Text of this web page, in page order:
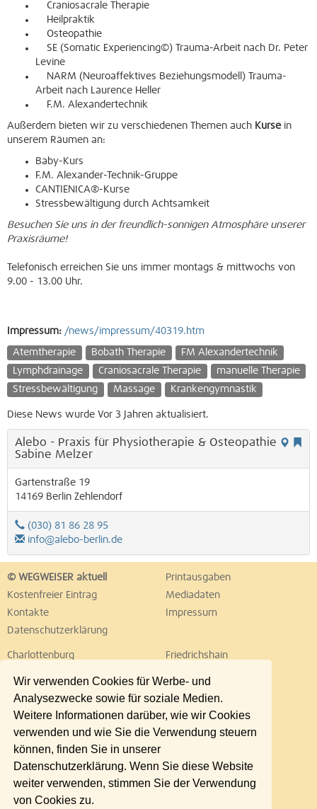
Wir verwenden Cookies für Werbe- und
Analysezwecke sowie für soziale Medien.
Weitere Informationen darüber, wie wir Cookies
verwenden und wie Sie die Verwendung steuern
können, finden Sie in unserer
Datenschutzerklärung. Wenn Sie diese Website
weiter verwenden, stimmen Sie der Verwendung
von Cookies zu.
Craniosacrale Therapie
Heilpraktik
Osteopathie
SE (Somatic Experiencing©) Trauma-Arbeit nach Dr. Peter
Levine
NARM (Neuroaffektives Beziehungsmodell) Trauma-
Arbeit nach Laurence Heller
F.M. Alexandertechnik
Außerdem bieten wir zu verschiedenen Themen auch Kursein
unserem Räumen an:
Baby-Kurs
F.M. Alexander-Technik-Gruppe
CANTIENICA®-Kurse
Stressbewältigung durch Achtsamkeit
Besuchen Sie uns in der freundlich-sonnigen Atmosphäre unserer
Praxisräume!
Telefonisch erreichen Sie uns immer montags & mittwochs von
9.00 - 13.00 Uhr.
Impressum: /news/impressum/40319.htm
Atemtherapie Bobath Therapie
FM Alexandertechnik
Lymphdrainage
Craniosacrale Therapie
manuelle Therapie
Stressbewältigung
Massage Krankengymnastik
Diese News wurde Vor 3 Jahren aktualisiert.
Alebo - Praxis für Physiotherapie & Osteopathie
Sabine Melzer
Gartenstraße 19
14169 Berlin Zehlendorf
(030) 81 86 28 95
info@alebo-berlin.de
© WEGWEISER aktuell
Printausgaben
Kostenfreier Eintrag
Mediadaten
Kontakte
Impressum
Datenschutzerklärung
Charlottenburg
Friedrichshain
Lichtenberg
Marzahn
Neukölln
Pankow
Reinickendorf
Schöneberg
Spandau
Steglitz
Tempelhof